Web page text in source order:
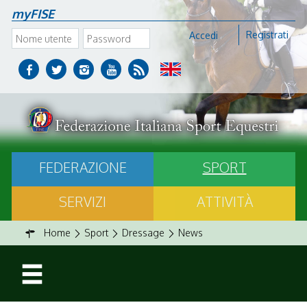
myFISE
Accedi Registrati
FEDERAZIONE
SPORT
SERVIZI
ATTIVITÀ
Home Sport Dressage News